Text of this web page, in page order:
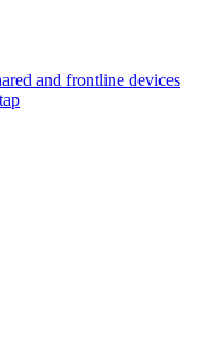
and frontline devices